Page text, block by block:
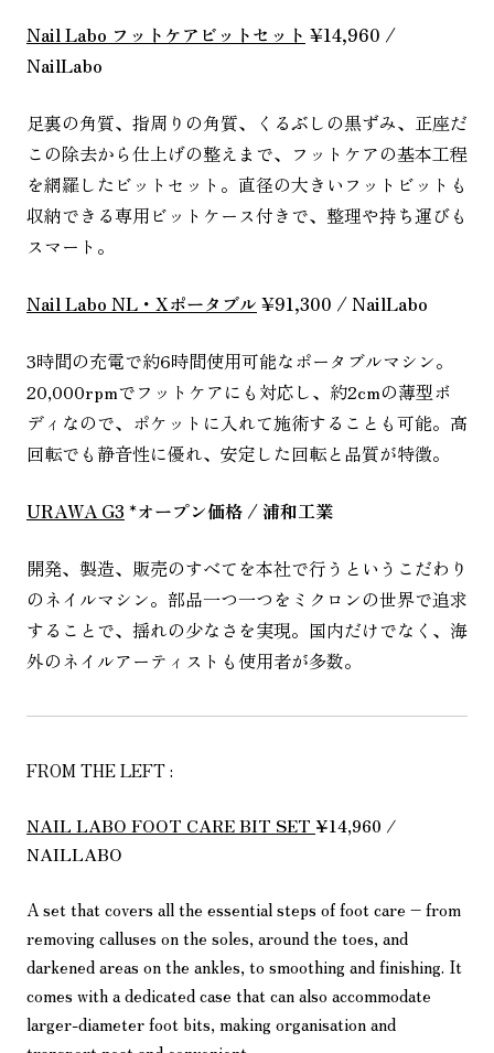
Nail Labo フットケアビットセット ¥14,960 /
NailLabo
足裏の角質、指周りの角質、くるぶしの黒ずみ、正座だ
この除去から仕上げの整えまで、フットケアの基本工程
を網羅したビットセット。直径の大きいフットビットも
収納できる専用ビットケース付きで、整理や持ち運びも
スマート。
Nail Labo NL・Xポータブル ¥91,300 / NailLabo
3時間の充電で約6時間使用可能なポータブルマシン。
20,000rpmでフットケアにも対応し、約2cmの薄型ボ
ディなので、ポケットに入れて施術することも可能。高
回転でも静音性に優れ、安定した回転と品質が特徴。
URAWA G3 *オープン価格 / 浦和工業
開発、製造、販売のすべてを本社で行うというこだわり
のネイルマシン。部品一つ一つをミクロンの世界で追求
することで、揺れの少なさを実現。国内だけでなく、海
外のネイルアーティストも使用者が多数。
FROM THE LEFT :
NAIL LABO FOOT CARE BIT SET ¥14,960 /
NAILLABO
A set that covers all the essential steps of foot care – from
removing calluses on the soles, around the toes, and
darkened areas on the ankles, to smoothing and finishing. It
comes with a dedicated case that can also accommodate
larger-diameter foot bits, making organisation and